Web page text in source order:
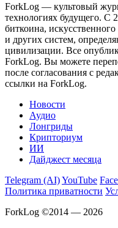
ForkLog — культовый
технологиях будущего. С
биткоина,
и других систем,
цивилизации. Все
ForkLog. Вы можете
после согласования с
ссылки на ForkLog.
Новости
Аудио
Лонгриды
Крипториум
ИИ
Дайджест месяца
Telegram (AI)YouTube
Политика приватности
ForkLog ©2014 — 2026